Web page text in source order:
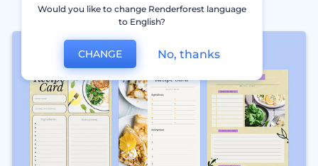
Would you like to change Renderforest language
to English?
CHANGE No, thanks